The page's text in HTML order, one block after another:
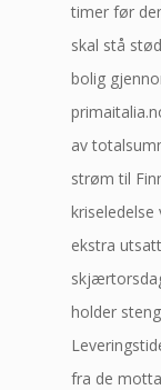
timer før
skal stå
bolig
av
strøm til
ekstra
holder
fra de